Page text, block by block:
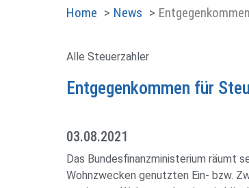
Home News
Alle Steuerzahler
Entgegenkommen für
03.08.2021
Das Bundesfinanzministerium räumt
Wohnzwecken genutzten Ein- bzw.